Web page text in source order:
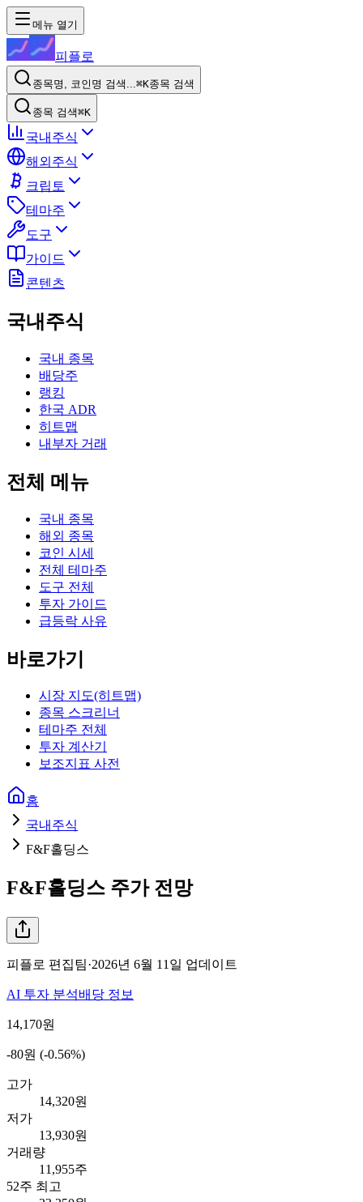
메뉴 열기
피플로
종목명, 코인명 검색...⌘K종목 검색
종목 검색⌘K
국내주식
해외주식
크립토
테마주
도구
가이드
콘텐츠
국내주식
국내 종목
배당주
랭킹
한국 ADR
히트맵
내부자 거래
전체 메뉴
국내 종목
해외 종목
코인 시세
전체 테마주
도구 전체
투자 가이드
급등락 사유
바로가기
시장 지도(히트맵)
종목 스크리너
테마주 전체
투자 계산기
보조지표 사전
홈
국내주식
F&F홀딩스
F&F홀딩스 주가 전망
피플로 편집팀·2026년 6월 11일 업데이트
AI 투자 분석배당 정보
14,170원
-80원 (-0.56%)
고가
14,320원
저가
13,930원
거래량
11,955주
52주 최고